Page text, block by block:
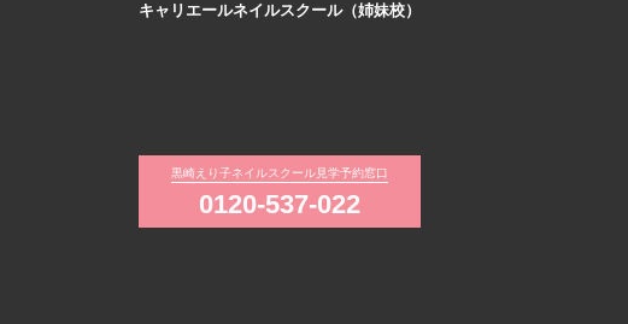
キャリエールネイルスクール（姉妹校）
黒崎えり子ネイルスクール見学予約窓口
0120-537-022